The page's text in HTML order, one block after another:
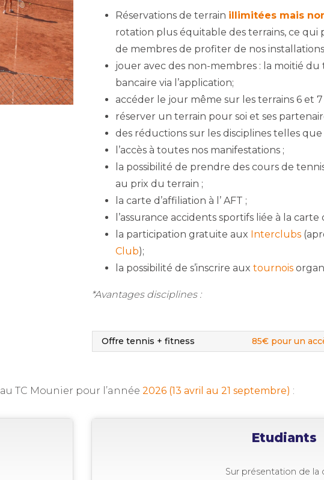
Réservations de terrain illimitées mais
rotation plus équitable des terrains, ce
de membres de profiter de nos
jouer avec des non-membres : la moitié
bancaire via l’application;
accéder le jour même sur les terrains 6 et
réserver un terrain pour soi et ses
des réductions sur les disciplines telles que
l’accès à toutes nos manifestations ;
la possibilité de prendre des cours de
au prix du terrain ;
la carte d’affiliation à l’ AFT ;
l’assurance accidents sportifs liée à la carte
la participation gratuite aux Interclubs
Club);
la possibilité de s’inscrire aux tournois
*Avantages disciplines :
Offre tennis + fitness 85€ pour un
au TC Mounier pour l’année 2026 (13 avril au 21 septembre) :
Etudiants
Sur présentation de la